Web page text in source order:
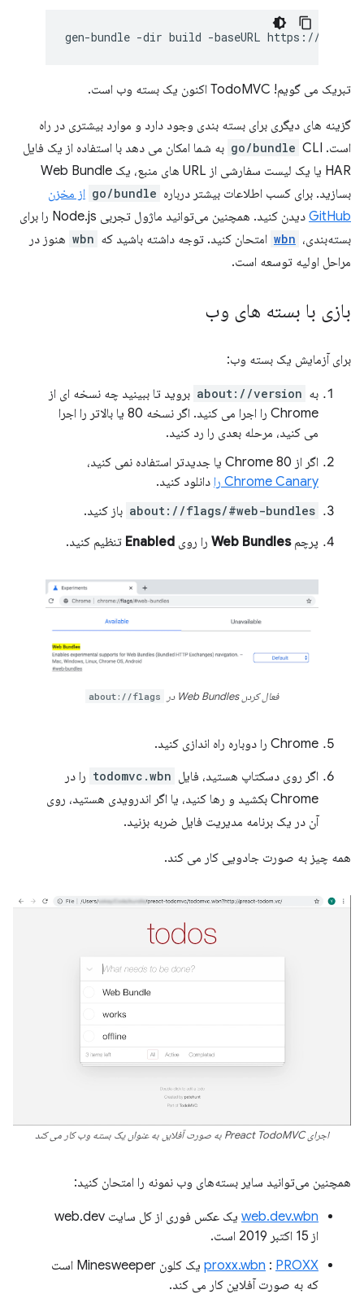
gen-bundle -dir build -baseURL https://preact-
تبریک می گویم! TodoMVC اکنون یک بسته وب است.
گزینه های دیگری برای بسته بندی وجود دارد و موارد بیشتری در راه
است.
go/bundle CLI به شما امکان می دهد با استفاده از یک فایل
HAR یا یک لیست سفارشی از URL های منبع، یک Web Bundle
بسازید. برای کسب اطلاعات بیشتر درباره go/bundle از مخزن
GitHub
دیدن کنید. همچنین می‌توانید ماژول تجربی Node.js را برای
بسته‌بندی، wbn امتحان کنید. توجه داشته باشید که wbn هنوز در
مراحل اولیه توسعه است.
بازی با بسته های وب
برای آزمایش یک بسته وب:
به about://version بروید تا ببینید چه نسخه ای از
Chrome را اجرا می کنید. اگر نسخه 80 یا بالاتر را اجرا
می کنید، مرحله بعدی را رد کنید.
اگر از Chrome 80 یا جدیدتر استفاده نمی کنید،
Chrome Canary را
دانلود کنید.
about://flags/#web-bundles باز کنید.
پرچمWeb Bundles را روی Enabled تنظیم کنید.
فعال کردن Web Bundles در about://flags
Chrome را دوباره راه اندازی کنید.
اگر روی دسکتاپ هستید، فایل todomvc.wbn را در
Chrome بکشید و رها کنید، یا اگر اندرویدی هستید، روی
آن در یک برنامه مدیریت فایل ضربه بزنید.
همه چیز به صورت جادویی کار می کند.
اجرای Preact TodoMVC به صورت آفلاین به عنوان یک بسته وب کار می کند
همچنین می‌توانید سایر بسته‌های وب نمونه را امتحان کنید:
web.dev.wbn
یک عکس فوری از کل سایت web.dev
از 15 اکتبر 2019 است.
proxx.wbn : PROXX
یک کلون Minesweeper است
که به صورت آفلاین کار می کند.